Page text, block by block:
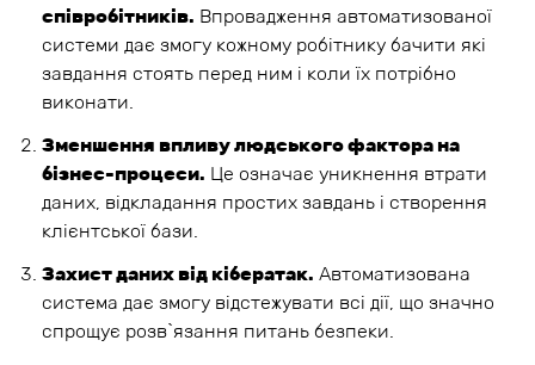
співробітників. Впровадження автоматизованої
системи дає змогу кожному робітнику бачити які
завдання стоять перед ним і коли їх потрібно
виконати.
Зменшення впливу людського фактора на
бізнес-процеси. Це означає уникнення втрати
даних, відкладання простих завдань і створення
клієнтської бази.
Захист даних від кібератак. Автоматизована
система дає змогу відстежувати всі дії, що значно
спрощує розв`язання питань безпеки.